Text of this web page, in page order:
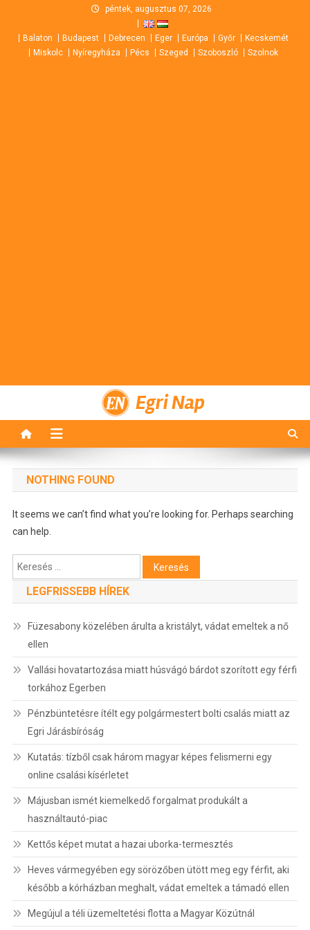
content
péntek, augusztus 07, 2026
Balaton Budapest Debrecen Eger Európa Győr
Kecskemét
Miskolc
Nyíregyháza Pécs Szeged Szoboszló Szolnok
Egri Nap
NOTHING FOUND
It seems we can’t find what you’re looking for. Perhaps searching
can help.
Keresés:
LEGFRISSEBB HÍREK
Füzesabony közelében árulta a kristályt, vádat emeltek a nő
ellen
Vallási hovatartozása miatt húsvágó bárdot szorított egy férfi
torkához Egerben
Pénzbüntetésre ítélt egy polgármestert bolti csalás miatt az
Egri Járásbíróság
Kutatás: tízből csak három magyar képes felismerni egy
online csalási kísérletet
Májusban ismét kiemelkedő forgalmat produkált a
használtautó-piac
Kettős képet mutat a hazai uborka-termesztés
Heves vármegyében egy sörözőben ütött meg egy férfit, aki
később a kórházban meghalt, vádat emeltek a támadó ellen
Megújul a téli üzemeltetési flotta a Magyar Közútnál